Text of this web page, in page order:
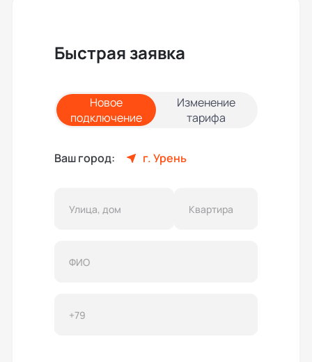
Быстрая заявка
Новое
подключение
Изменение
тарифа
Ваш город: г. Урень